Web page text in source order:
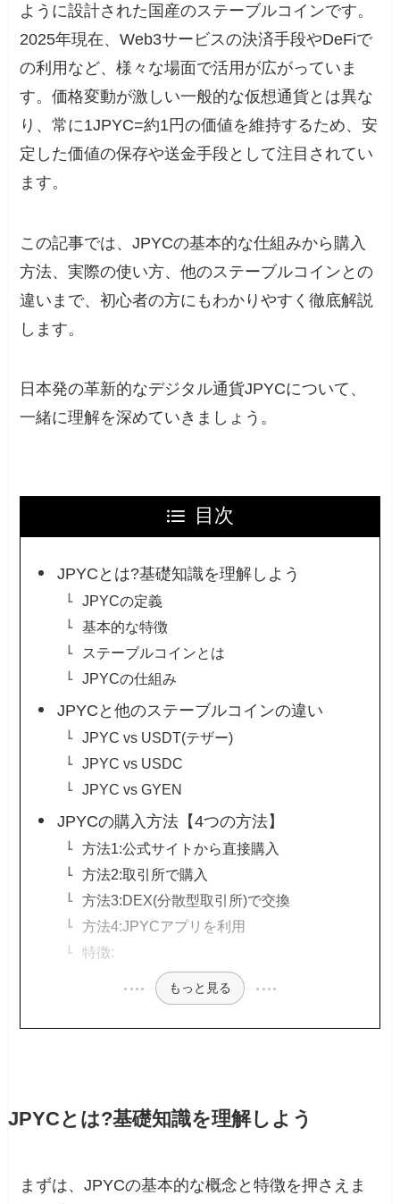
ように設計された国産のステーブルコインです。
2025年現在、Web3サービスの決済手段やDeFiで
の利用など、様々な場面で活用が広がっていま
す。価格変動が激しい一般的な仮想通貨とは異な
り、常に1JPYC=約1円の価値を維持するため、安
定した価値の保存や送金手段として注目されてい
ます。
この記事では、JPYCの基本的な仕組みから購入
方法、実際の使い方、他のステーブルコインとの
違いまで、初心者の方にもわかりやすく徹底解説
します。
日本発の革新的なデジタル通貨JPYCについて、
一緒に理解を深めていきましょう。
目次
JPYCとは?基礎知識を理解しよう
JPYCの定義
基本的な特徴
ステーブルコインとは
JPYCの仕組み
JPYCと他のステーブルコインの違い
JPYC vs USDT(テザー)
JPYC vs USDC
JPYC vs GYEN
JPYCの購入方法【4つの方法】
方法1:公式サイトから直接購入
方法2:取引所で購入
方法3:DEX(分散型取引所)で交換
方法4:JPYCアプリを利用
特徴:
もっと見る
JPYCとは?基礎知識を理解しよう
まずは、JPYCの基本的な概念と特徴を押さえま